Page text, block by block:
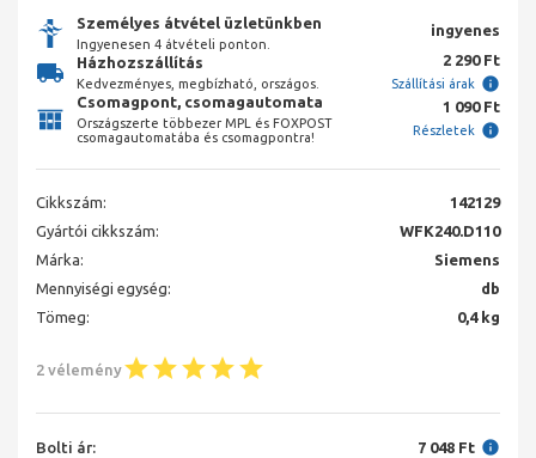
Személyes átvétel üzletünkben
Ingyenesen 4 átvételi ponton.
ingyenes
Házhozszállítás
Kedvezményes, megbízható, országos.
2 290 Ft
Szállítási árak
Csomagpont, csomagautomata
Országszerte többezer MPL és FOXPOST
csomagautomatába és csomagpontra!
1 090 Ft
Részletek
Cikkszám:
142129
Gyártói cikkszám:
WFK240.D110
Márka:
Siemens
Mennyiségi egység:
db
Tömeg:
0,4 kg
2 vélemény
Bolti ár: 7 048 Ft